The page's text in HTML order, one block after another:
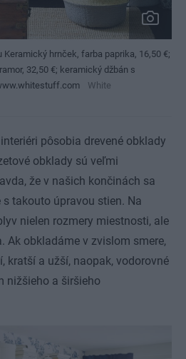
hrnček, farba paprika, 16,50 €;
32,50 €; keramický džbán s
White
pôsobia drevené obklady
obklady sú veľmi
že v našich končinách sa
takouto úpravou stien. Na
nielen rozmery miestnosti, ale
Ak obkladáme v zvislom smere,
kratší a užší, naopak, vodorovné
nižšieho a širšieho